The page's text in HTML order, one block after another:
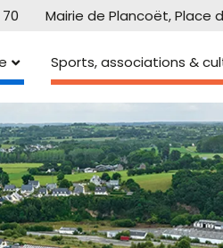
Mairie de Plancoët, Place
Sports, associations &